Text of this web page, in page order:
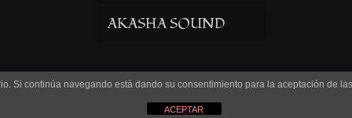
AKASHA SOUND
Si continúa navegando está dando su consentimiento para la aceptación de
ACEPTAR